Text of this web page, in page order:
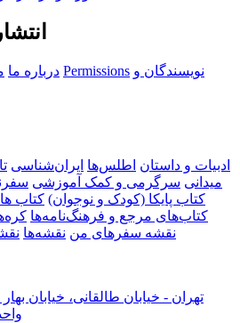
درباره ما Permissions نویسندگان و
ادبیات و داستان اطلس‌ها ایران‌شناسی
میدانی سرگرمی و کمک آموزشی
کتاب‌ پایکا (کودک و نوجوان) کتاب
کتاب‌های مرجع و فرهنگ‌نامه‌ها
نقشه سفرهای من نقشه‌ها
واحد 1 ـ کد پستی